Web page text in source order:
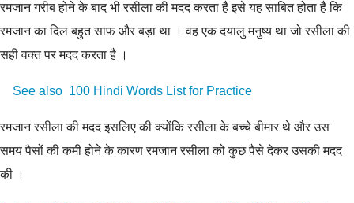
रमजान गरीब होने के बाद भी रसीला की मदद करता है इसे यह साबित होता है कि
रमजान का दिल बहुत साफ और बड़ा था । वह एक दयालु मनुष्य था जो रसीला की
सही वक्त पर मदद करता है ।
See also 100 Hindi Words List for Practice
रमजान रसीला की मदद इसलिए की क्योंकि रसीला के बच्चे बीमार थे और उस
समय पैसों की कमी होने के कारण रमजान रसीला को कुछ पैसे देकर उसकी मदद
की ।